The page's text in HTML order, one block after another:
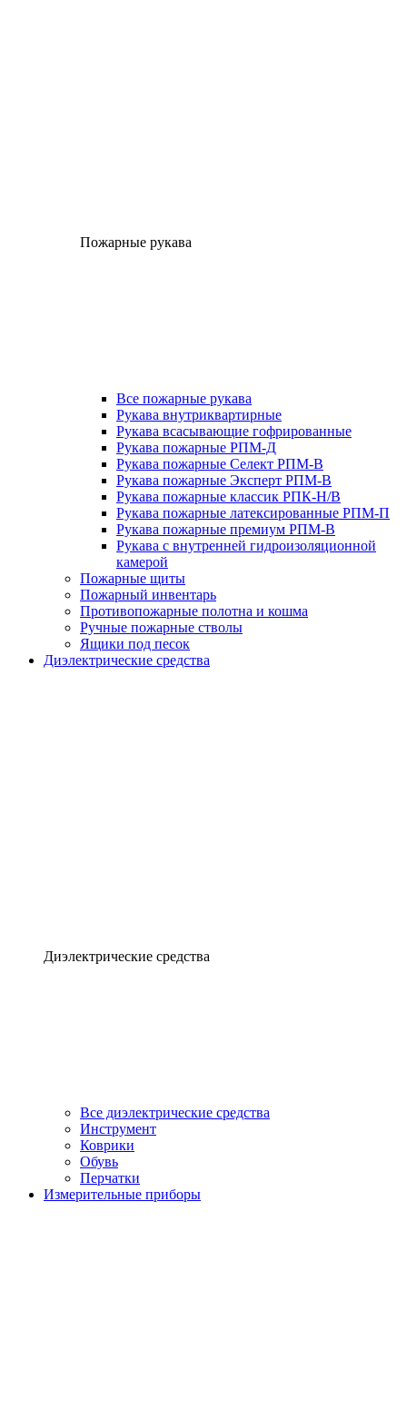
Пожарные рукава
Все пожарные рукава
Рукава внутриквартирные
Рукава всасывающие гофрированные
Рукава пожарные РПМ-Д
Рукава пожарные Селект РПМ-В
Рукава пожарные Эксперт РПМ-В
Рукава пожарные классик РПК-Н/В
Рукава пожарные латексированные РПМ-П
Рукава пожарные премиум РПМ-В
Рукава с внутренней гидроизоляционной
камерой
Пожарные щиты
Пожарный инвентарь
Противопожарные полотна и кошма
Ручные пожарные стволы
Ящики под песок
Диэлектрические средства
Диэлектрические средства
Все диэлектрические средства
Инструмент
Коврики
Обувь
Перчатки
Измерительные приборы